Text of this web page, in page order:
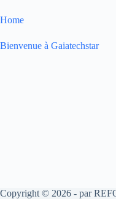
Home
Bienvenue à Gaiatechstar
Copyright © 2026 - par